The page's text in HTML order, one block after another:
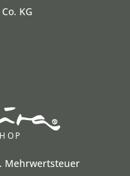
KG
Mehrwertsteuer